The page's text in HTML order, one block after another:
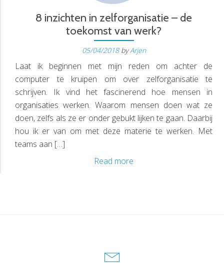
8 inzichten in zelforganisatie – de
toekomst van werk?
05/04/2018 byArjen
Laat ik beginnen met mijn reden om achter de
computer te kruipen om over zelforganisatie te
schrijven. Ik vind het fascinerend hoe mensen in
organisaties werken. Waarom mensen doen wat ze
doen, zelfs als ze er onder gebukt lijken te gaan. Daarbij
hou ik er van om met deze materie te werken. Met
teams aan […]
Read more